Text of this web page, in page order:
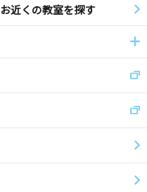
お近くの教室を探す